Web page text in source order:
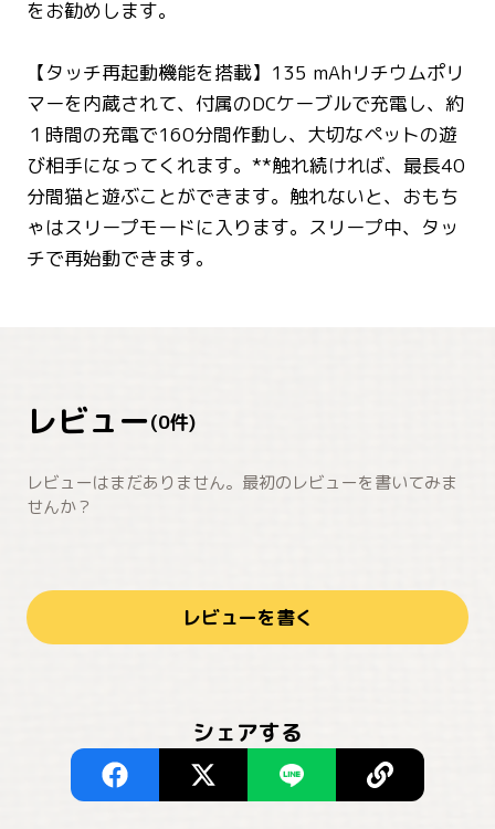
をお勧めします。
【タッチ再起動機能を搭載】135 mAhリチウムポリ
マーを内蔵されて、付属のDCケーブルで充電し、約
１時間の充電で160分間作動し、大切なペットの遊
び相手になってくれます。**触れ続ければ、最長40
分間猫と遊ぶことができます。触れないと、おもち
ゃはスリープモードに入ります。スリープ中、タッ
チで再始動できます。
レビュー(0件)
レビューはまだありません。最初のレビューを書いてみま
せんか？
レビューを書く
シェアする